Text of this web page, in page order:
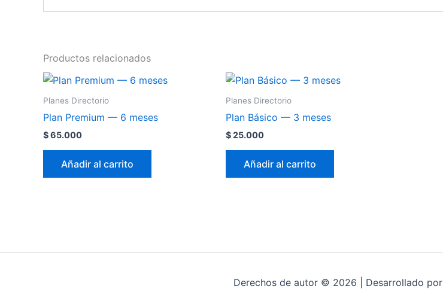
Productos relacionados
Planes Directorio
Plan Premium — 6 meses
$65.000
Añadir al carrito
Planes Directorio
Plan Básico — 3 meses
$25.000
Añadir al carrito
Derechos de autor © 2026 | Desarrollado por